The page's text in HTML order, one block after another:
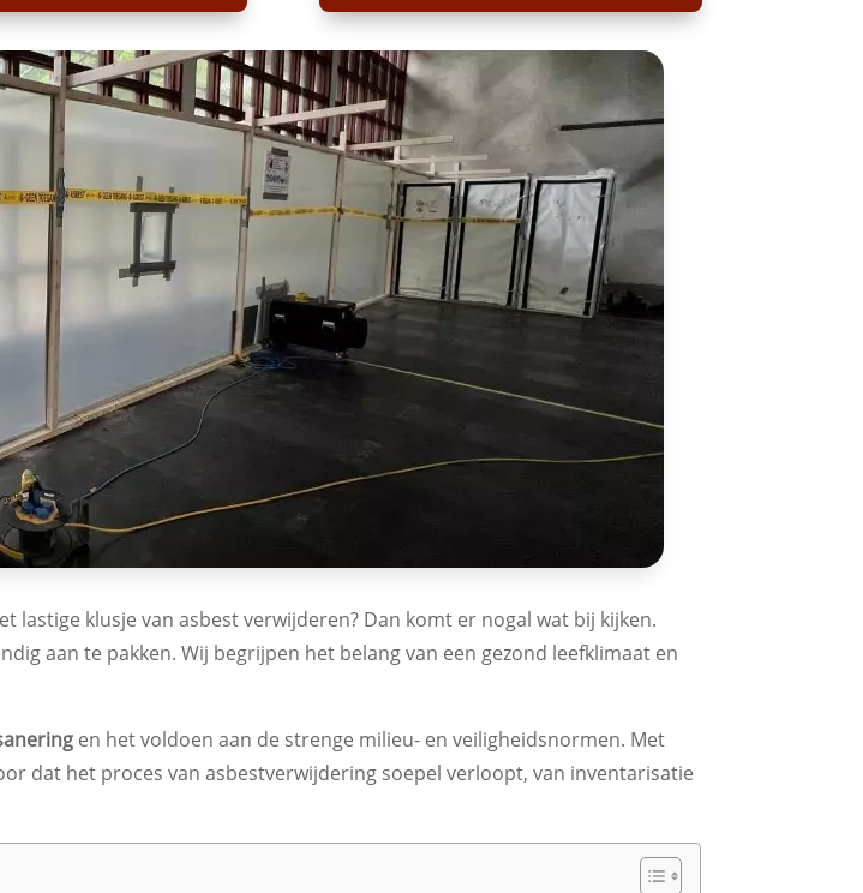
klusje van asbest verwijderen? Dan komt er nogal wat bij kijken.
aan te pakken. Wij begrijpen het belang van een gezond leefklimaat en
en het voldoen aan de strenge milieu- en veiligheidsnormen. Met
dat het proces van asbestverwijdering soepel verloopt, van inventarisatie